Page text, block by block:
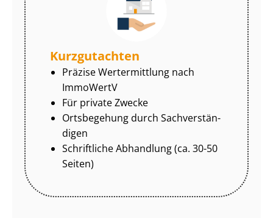
Kurzgutachten
Präzise Wertermittlung nach
ImmoWertV
Für private Zwecke
Ortsbegehung durch Sach­ver­stän­
di­gen
Schriftliche Abhandlung (ca. 30-50
Seiten)